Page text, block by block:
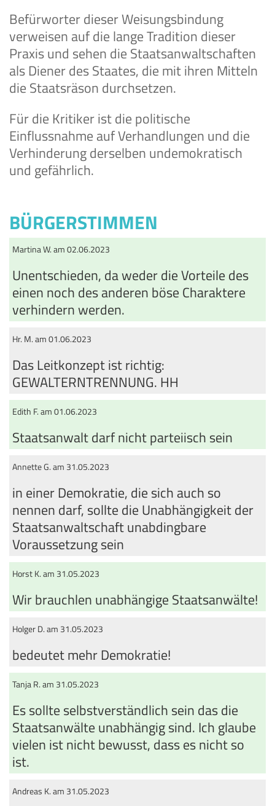
Befürworter dieser Weisungsbindung
verweisen auf die lange Tradition dieser
Praxis und sehen die Staatsanwaltschaften
als Diener des Staates, die mit ihren Mitteln
die Staatsräson durchsetzen.
Für die Kritiker ist die politische
Einflussnahme auf Verhandlungen und die
Verhinderung derselben undemokratisch
und gefährlich.
BÜRGERSTIMMEN
Martina W. am 02.06.2023
Unentschieden, da weder die Vorteile des
einen noch des anderen böse Charaktere
verhindern werden.
Hr. M. am 01.06.2023
Das Leitkonzept ist richtig:
GEWALTERNTRENNUNG. HH
Edith F. am 01.06.2023
Staatsanwalt darf nicht parteiisch sein
Annette G. am 31.05.2023
in einer Demokratie, die sich auch so
nennen darf, sollte die Unabhängigkeit der
Staatsanwaltschaft unabdingbare
Voraussetzung sein
Horst K. am 31.05.2023
Wir brauchlen unabhängige Staatsanwälte!
Holger D. am 31.05.2023
bedeutet mehr Demokratie!
Tanja R. am 31.05.2023
Es sollte selbstverständlich sein das die
Staatsanwälte unabhängig sind. Ich glaube
vielen ist nicht bewusst, dass es nicht so
ist.
Andreas K. am 31.05.2023